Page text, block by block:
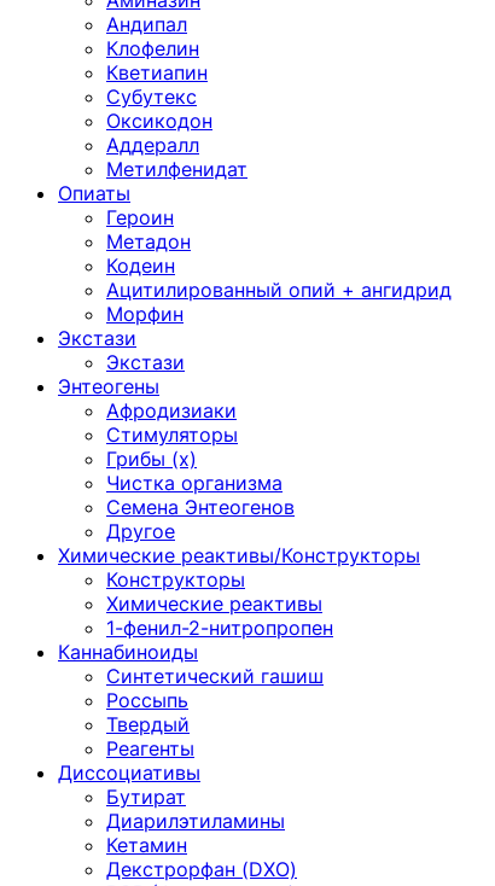
Андипал
Клофелин
Кветиапин
Субутекс
Оксикодон
Аддералл
Метилфенидат
Опиаты
Героин
Метадон
Кодеин
Ацитилированный опий + ангидрид
Морфин
Экстази
Экстази
Энтеогены
Афродизиаки
Стимуляторы
Грибы (х)
Чистка организма
Семена Энтеогенов
Другое
Химические реактивы/Конструкторы
Конструкторы
Химические реактивы
1-фенил-2-нитропропен
Каннабиноиды
Синтетический гашиш
Россыпь
Твердый
Реагенты
Диссоциативы
Бутират
Диарилэтиламины
Кетамин
Декстрорфан (DXO)